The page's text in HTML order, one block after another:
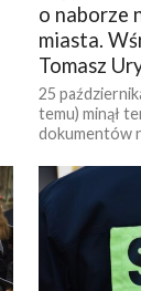
o naborze
miasta.
Tomasz
25
temu) minął
dokumentów